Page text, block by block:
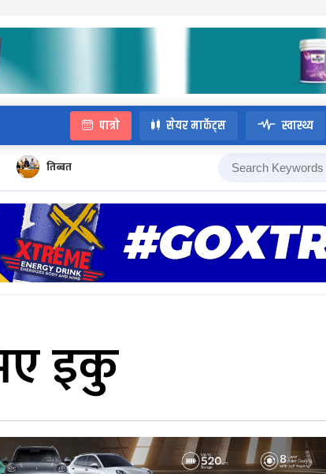
पात्रो सेयर मार्केट्स स्वास्थ्य
तिब्बत
इकु